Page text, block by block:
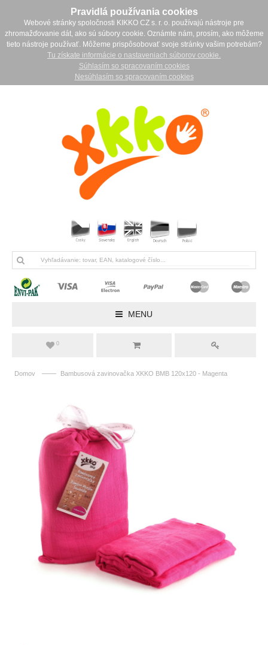
Pravidlá používania cookies
Webové stránky spoločnosti KIKKO CZ s. r. o. používajú nástroje pre
zhromažďovanie dát, ako sú súbory cookie. Oznámte nám, prosím, ako môžeme
tieto nástroje používať. Môžeme prispôsobovať svoje stránky vašim potrebám?
Tu získate informácie o nastaveniach súborov cookie.
Súhlasím so spracovaním cookies
Nesúhlasím so spracovaním cookies
MENU
0
Domov —— Bambusová zavinovačka XKKO BMB 120x120 - Magenta